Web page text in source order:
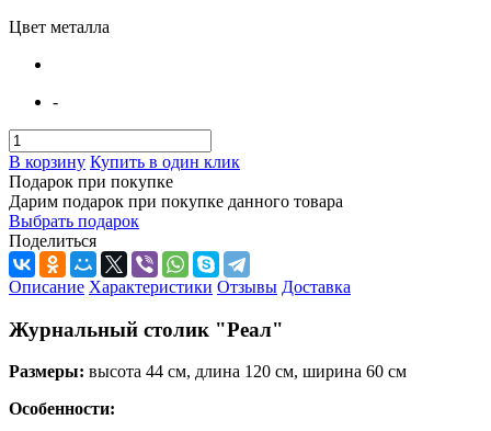
Цвет металла
-
В корзину Купить в один клик
Подарок при покупке
Дарим подарок при покупке данного товара
Выбрать подарок
Поделиться
Описание Характеристики Отзывы Доставка
Журнальный столик "Реал"
Размеры: высота 44 см, длина 120 см, ширина 60 см
Особенности: